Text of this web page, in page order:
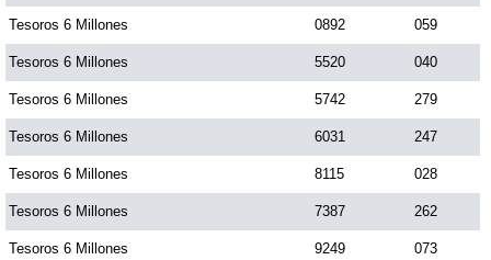
Tesoros 6 Millones 0892 059
Tesoros 6 Millones 5520 040
Tesoros 6 Millones 5742 279
Tesoros 6 Millones 6031 247
Tesoros 6 Millones 8115 028
Tesoros 6 Millones 7387 262
Tesoros 6 Millones 9249 073